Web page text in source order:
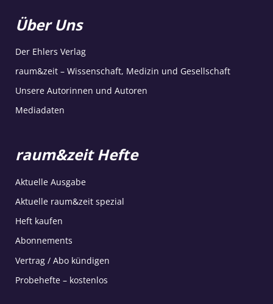
Über Uns
Der Ehlers Verlag
raum&zeit – Wissenschaft, Medizin und Gesellschaft
Unsere Autorinnen und Autoren
Mediadaten
raum&zeit Hefte
Aktuelle Ausgabe
Aktuelle raum&zeit spezial
Heft kaufen
Abonnements
Vertrag / Abo kündigen
Probehefte – kostenlos